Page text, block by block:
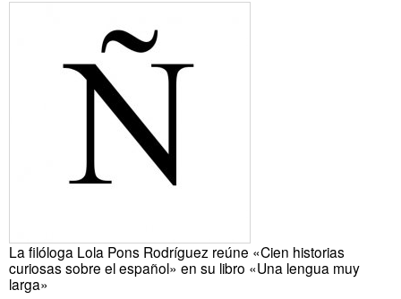
La filóloga Lola Pons Rodríguez reúne «Cien historias
curiosas sobre el español» en su libro «Una lengua muy
larga»